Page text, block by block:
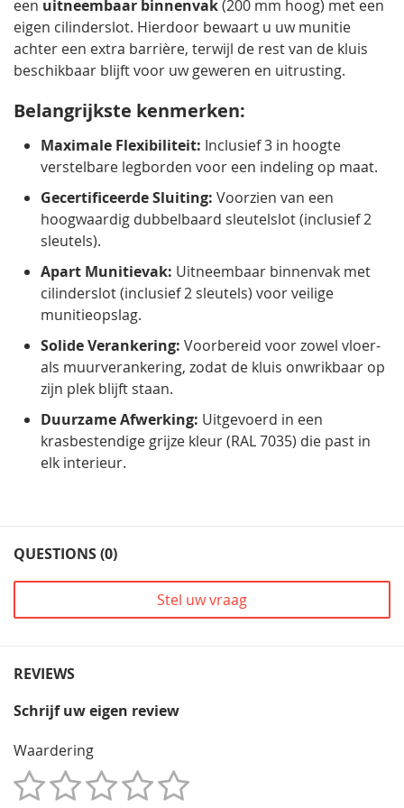
een uitneembaar binnenvak(200 mm hoog) met een
eigen cilinderslot. Hierdoor bewaart u uw munitie
achter een extra barrière, terwijl de rest van de kluis
beschikbaar blijft voor uw geweren en uitrusting.
Belangrijkste kenmerken:
Maximale Flexibiliteit: Inclusief 3 in hoogte
verstelbare legborden voor een indeling op maat.
Gecertificeerde Sluiting: Voorzien van een
hoogwaardig dubbelbaard sleutelslot (inclusief 2
sleutels).
Apart Munitievak: Uitneembaar binnenvak met
cilinderslot (inclusief 2 sleutels) voor veilige
munitieopslag.
Solide Verankering: Voorbereid voor zowel vloer-
als muurverankering, zodat de kluis onwrikbaar op
zijn plek blijft staan.
Duurzame Afwerking: Uitgevoerd in een
krasbestendige grijze kleur (RAL 7035) die past in
elk interieur.
QUESTIONS (0)
Stel uw vraag
REVIEWS
Schrijf uw eigen review
Waardering